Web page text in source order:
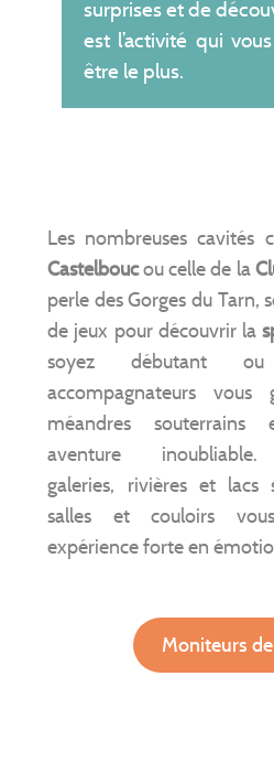
surprises et de
est l’activité qui
être le plus.
Les nombreuses cavités
Castelboucou celle de la
perle des Gorges du Tarn,
de jeux pour découvrir la
soyez débutant
accompagnateurs
méandres
aventure inoubliable.
galeries, rivières et lacs
salles et couloirs
expérience forte en
Moniteurs